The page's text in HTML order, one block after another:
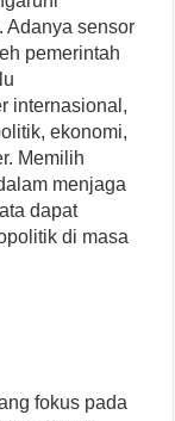
Adanya sensor
pemerintah
internasional,
ekonomi,
Memilih
menjaga
dapat
di masa
fokus pada